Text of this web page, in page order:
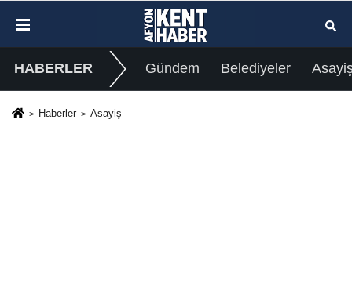
HABERLER Gündem Belediyeler
Haberler Asayiş